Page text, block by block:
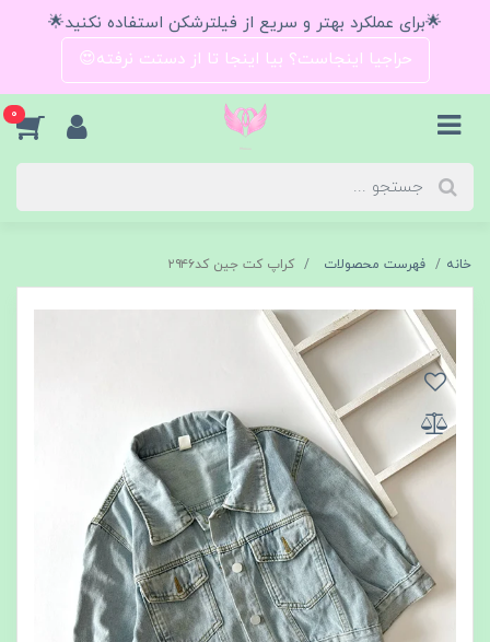
🌟برای عملکرد بهتر و سریع از فیلترشکن استفاده نکنید🌟
حراجیا اینجاست؟ بیا اینجا تا از دستت نرفته😍
0
خانه فهرست محصولات کراپ کت جین کد۲۹۴۶